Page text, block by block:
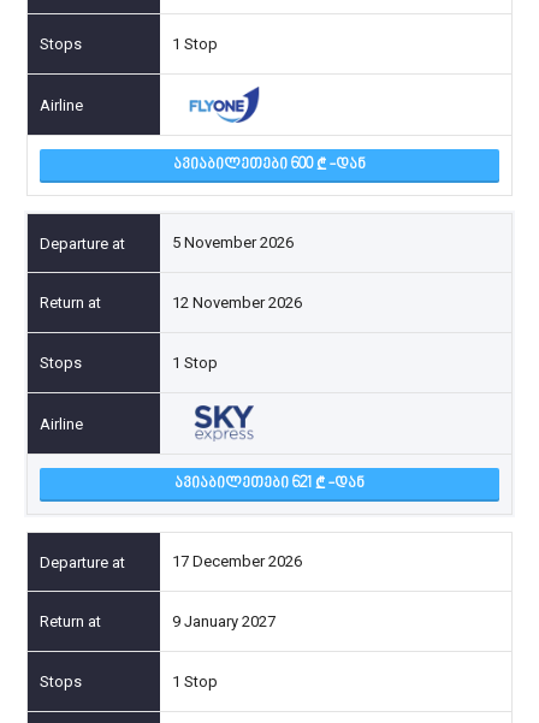
1 Stop
ᲐᲕᲘᲐᲑᲘᲚᲔᲗᲔᲑᲘ 600 -ᲓᲐᲜ
5 November 2026
12 November 2026
1 Stop
ᲐᲕᲘᲐᲑᲘᲚᲔᲗᲔᲑᲘ 621 -ᲓᲐᲜ
17 December 2026
9 January 2027
1 Stop